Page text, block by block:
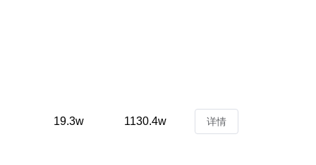
19.3w 1130.4w 详情